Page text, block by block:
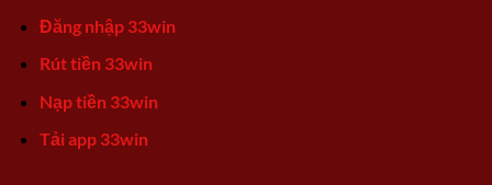
Đăng nhập 33win
Rút tiền 33win
Nạp tiền 33win
Tải app 33win